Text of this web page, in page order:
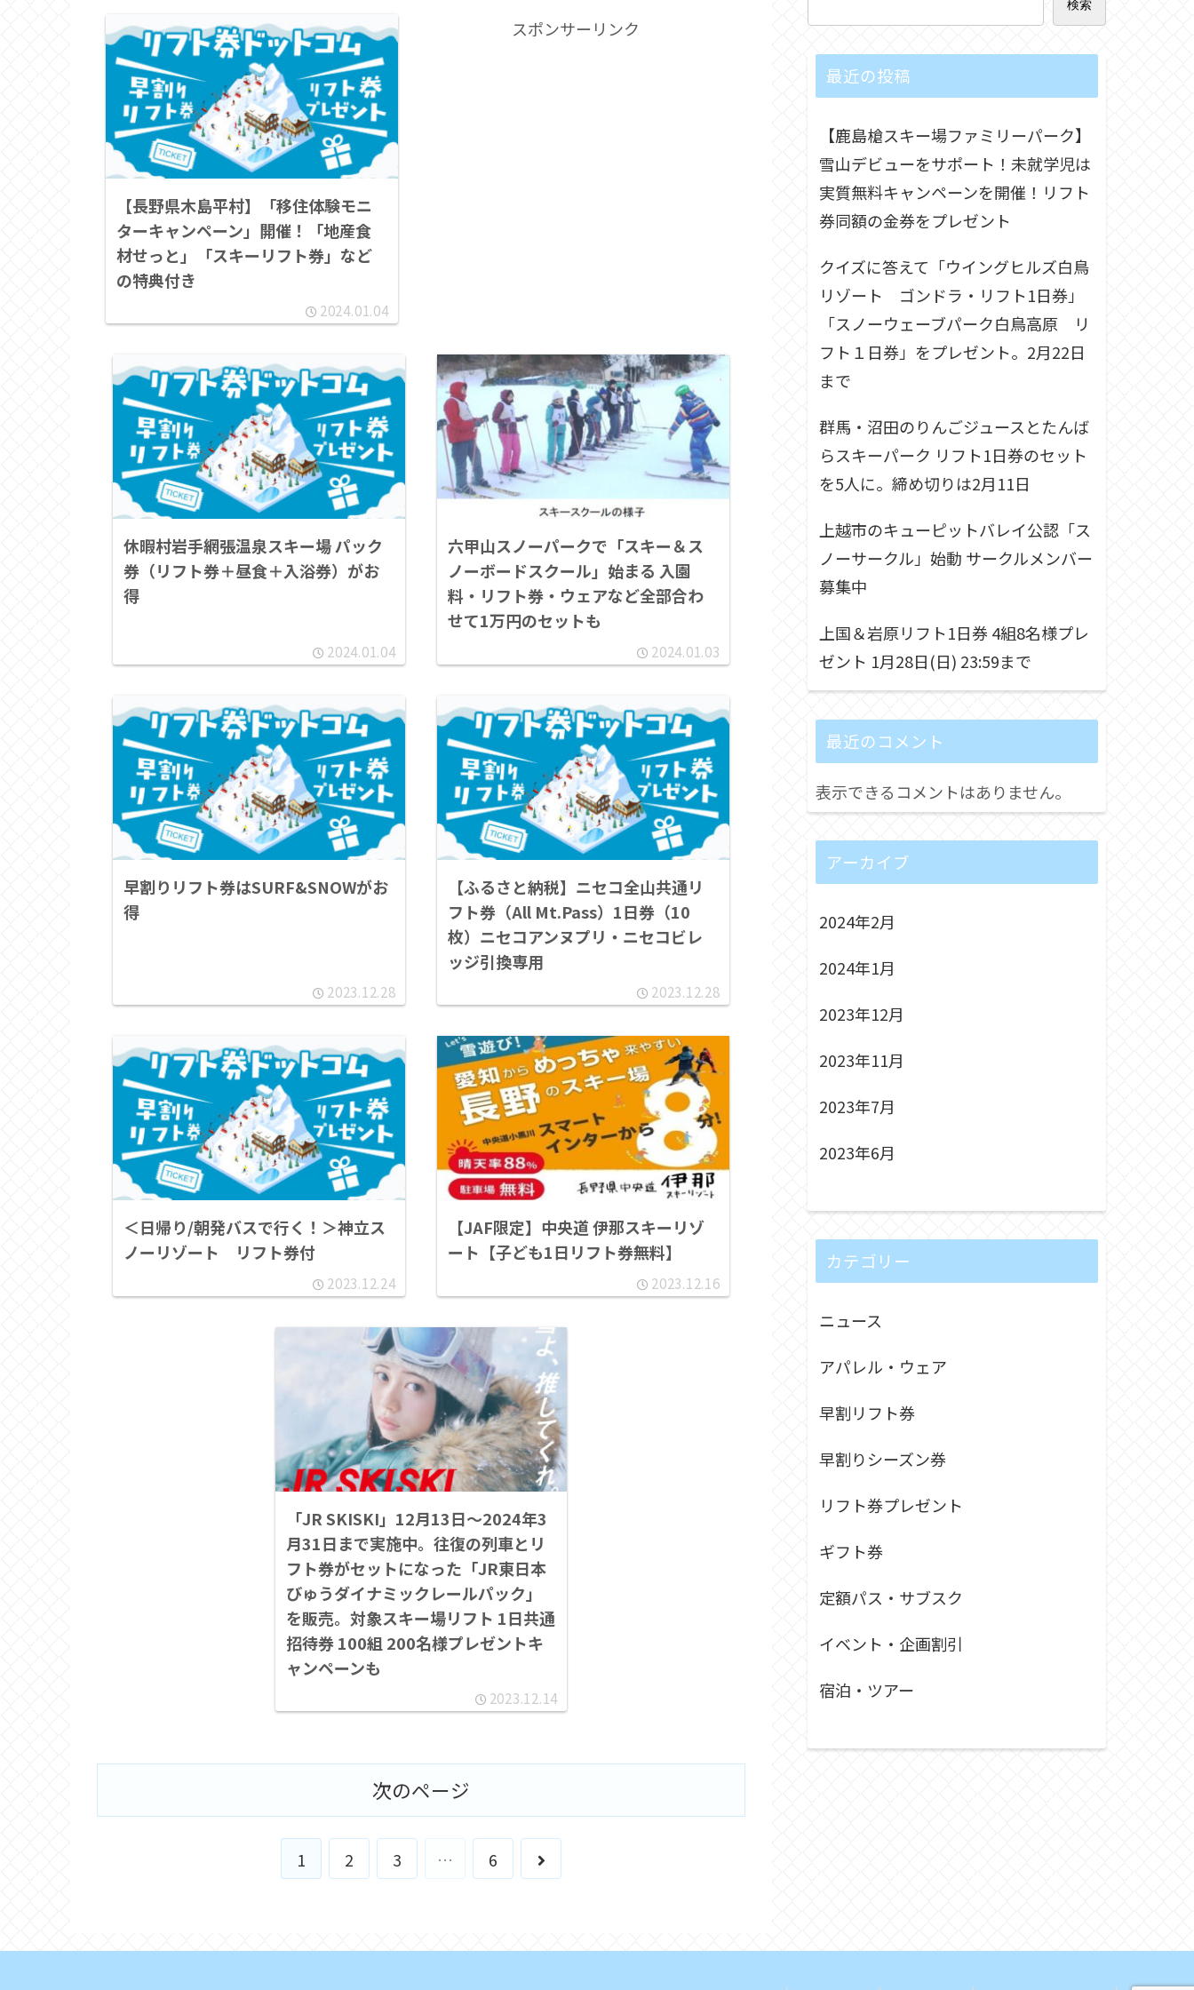
【長野県木島平村】「移住体験モニ
ターキャンペーン」開催！「地産食
材せっと」「スキーリフト券」など
の特典付き
2024.01.04
スポンサーリンク
休暇村岩手網張温泉スキー場 パック
券（リフト券＋昼食＋入浴券）がお
得
2024.01.04
六甲山スノーパークで「スキー＆ス
ノーボードスクール」始まる 入園
料・リフト券・ウェアなど全部合わ
せて1万円のセットも
2024.01.03
早割りリフト券はSURF&SNOWがお
得
2023.12.28
【ふるさと納税】ニセコ全山共通リ
フト券（All Mt.Pass）1日券（10
枚）ニセコアンヌプリ・ニセコビレ
ッジ引換専用
2023.12.28
＜日帰り/朝発バスで行く！＞神立ス
ノーリゾート リフト券付
2023.12.24
【JAF限定】中央道 伊那スキーリゾ
ート【子ども1日リフト券無料】
2023.12.16
「JR SKISKI」12月13日～2024年3
月31日まで実施中。往復の列車とリ
フト券がセットになった「JR東日本
びゅうダイナミックレールパック」
を販売。対象スキー場リフト 1日共通
招待券 100組 200名様プレゼントキ
ャンペーンも
2023.12.14
次のページ
1 2 3 … 6
次
検索
最近の投稿
【鹿島槍スキー場ファミリーパーク】
雪山デビューをサポート！未就学児は
実質無料キャンペーンを開催！リフト
券同額の金券をプレゼント
クイズに答えて「ウイングヒルズ白鳥
リゾート ゴンドラ・リフト1日券」
「スノーウェーブパーク白鳥高原 リ
フト１日券」をプレゼント。2月22日
まで
群馬・沼田のりんごジュースとたんば
らスキーパーク リフト1日券のセット
を5人に。締め切りは2月11日
上越市のキューピットバレイ公認「ス
ノーサークル」始動 サークルメンバー
募集中
上国＆岩原リフト1日券 4組8名様プレ
ゼント 1月28日(日) 23:59まで
最近のコメント
表示できるコメントはありません。
アーカイブ
2024年2月
2024年1月
2023年12月
2023年11月
2023年7月
2023年6月
カテゴリー
ニュース
アパレル・ウェア
早割リフト券
早割りシーズン券
リフト券プレゼント
ギフト券
定額パス・サブスク
イベント・企画割引
宿泊・ツアー